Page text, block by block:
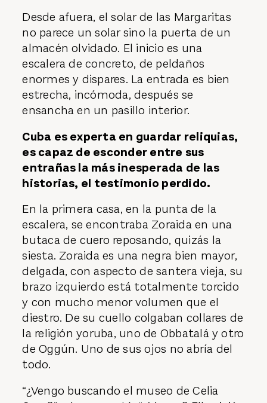
Desde afuera, el solar de las Margaritas
no parece un solar sino la puerta de un
almacén olvidado. El inicio es una
escalera de concreto, de peldaños
enormes y dispares. La entrada es bien
estrecha, incómoda, después se
ensancha en un pasillo interior.
Cuba es experta en guardar reliquias,
es capaz de esconder entre sus
entrañas la más inesperada de las
historias, el testimonio perdido.
En la primera casa, en la punta de la
escalera, se encontraba Zoraida en una
butaca de cuero reposando, quizás la
siesta. Zoraida es una negra bien mayor,
delgada, con aspecto de santera vieja, su
brazo izquierdo está totalmente torcido
y con mucho menor volumen que el
diestro. De su cuello colgaban collares de
la religión yoruba, uno de Obbatalá y otro
de Oggún. Uno de sus ojos no abría del
todo.
“¿Vengo buscando el museo de Celia